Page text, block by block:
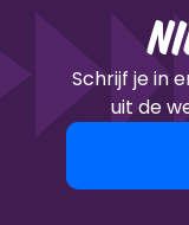
Schrijf je in
uit de